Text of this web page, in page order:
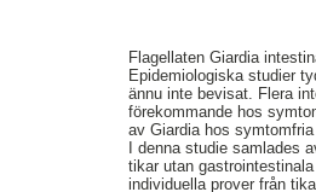
Flagellaten Giardia
Epidemiologiska studier
ännu inte bevisat. Flera
förekommande hos
av Giardia hos symtomfria
I denna studie samlades
tikar utan
individuella prover från